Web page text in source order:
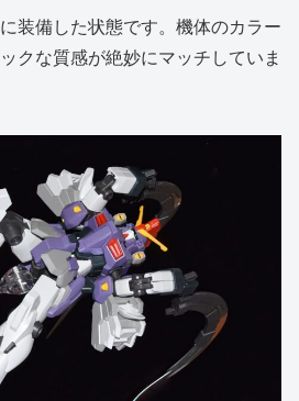
装備した状態です。機体のカラー
クな質感が絶妙にマッチしていま